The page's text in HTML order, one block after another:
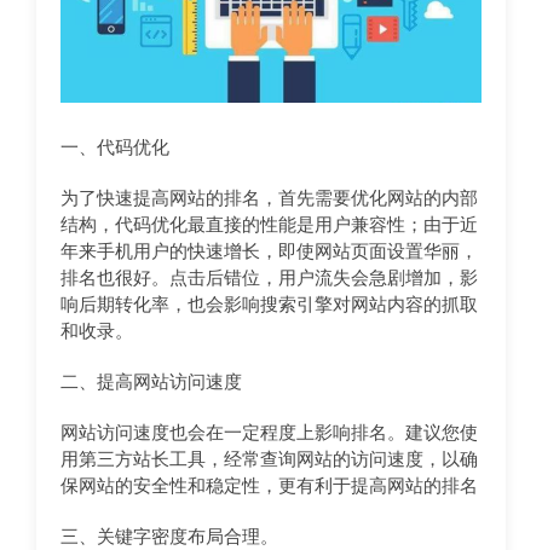
一、代码优化
为了快速提高网站的排名，首先需要优化网站的内部
结构，代码优化最直接的性能是用户兼容性；由于近
年来手机用户的快速增长，即使网站页面设置华丽，
排名也很好。点击后错位，用户流失会急剧增加，影
响后期转化率，也会影响搜索引擎对网站内容的抓取
和收录。
二、提高网站访问速度
网站访问速度也会在一定程度上影响排名。建议您使
用第三方站长工具，经常查询网站的访问速度，以确
保网站的安全性和稳定性，更有利于提高网站的排名
三、关键字密度布局合理。